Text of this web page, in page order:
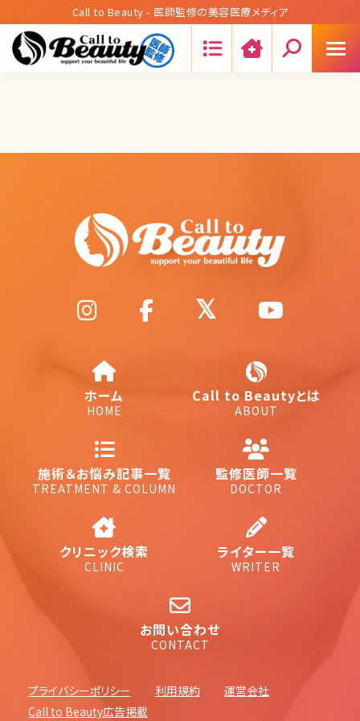
Call to Beauty - 医師監修の美容医療メディア
ホーム
HOME
Call to Beautyとは
ABOUT
施術＆お悩み記事一覧
TREATMENT & COLUMN
監修医師一覧
DOCTOR
クリニック検索
CLINIC
ライター一覧
WRITER
お問い合わせ
CONTACT
プライバシーポリシー 利用規約
運営会社
Call to Beauty広告掲載